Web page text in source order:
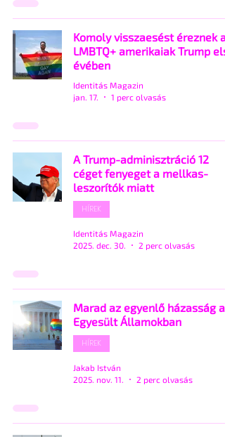
Komoly visszaesést éreznek az
LMBTQ+ amerikaiak Trump
évében
Identitás Magazin
jan. 17.
1 perc olvasás
A Trump-adminisztráció 12
céget fenyeget a mellkas-
leszorítók miatt
HÍREK
Identitás Magazin
2025. dec. 30.
2 perc olvasás
Marad az egyenlő házasság az
Egyesült Államokban
HÍREK
Jakab István
2025. nov. 11.
2 perc olvasás